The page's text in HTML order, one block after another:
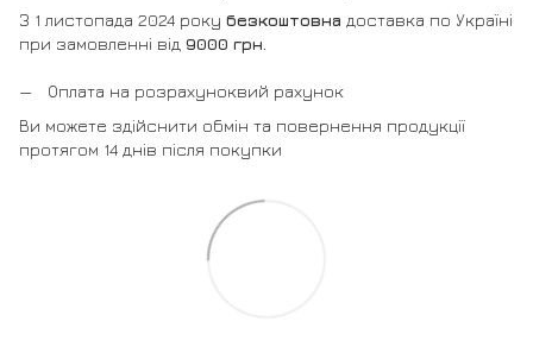
З 1 листопада 2024 року безкоштовна доставка по Україні
при замовленні від 9000 грн.
Оплата на розрахуноквий рахунок
Ви можете здійснити обмін та повернення продукції
протягом 14 днів після покупки